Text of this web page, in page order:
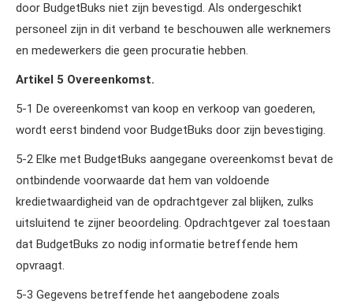
door BudgetBuks niet zijn bevestigd. Als ondergeschikt
personeel zijn in dit verband te beschouwen alle werknemers
en medewerkers die geen procuratie hebben.
Artikel 5 Overeenkomst.
5‑1 De overeenkomst van koop en verkoop van goederen,
wordt eerst bindend voor BudgetBuks door zijn bevestiging.
5‑2 Elke met BudgetBuks aangegane overeenkomst bevat de
ontbindende voorwaarde dat hem van voldoende
kredietwaardigheid van de opdrachtgever zal blijken, zulks
uitsluitend te zijner beoordeling. Opdrachtgever zal toestaan
dat BudgetBuks zo nodig informatie betreffende hem
opvraagt.
5‑3 Gegevens betreffende het aangebodene zoals